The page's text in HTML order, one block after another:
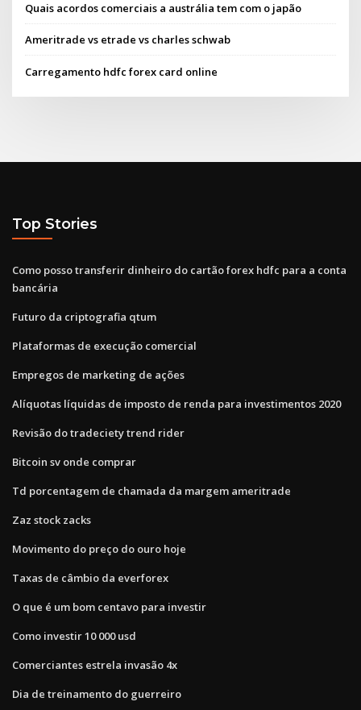
Quais acordos comerciais a austrália tem com o japão
Ameritrade vs etrade vs charles schwab
Carregamento hdfc forex card online
Top Stories
Como posso transferir dinheiro do cartão forex hdfc para a conta
bancária
Futuro da criptografia qtum
Plataformas de execução comercial
Empregos de marketing de ações
Alíquotas líquidas de imposto de renda para investimentos 2020
Revisão do tradeciety trend rider
Bitcoin sv onde comprar
Td porcentagem de chamada da margem ameritrade
Zaz stock zacks
Movimento do preço do ouro hoje
Taxas de câmbio da everforex
O que é um bom centavo para investir
Como investir 10 000 usd
Comerciantes estrela invasão 4x
Dia de treinamento do guerreiro